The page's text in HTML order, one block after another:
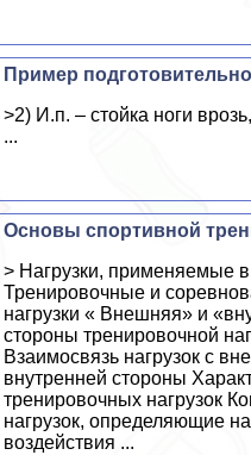
Пример
>2) И.п. – стойка ноги
...
Основы спортивной
> Нагрузки, применяемые
Тренировочные и
нагрузки « Внешняя» и
стороны тренировочной
Взаимосвязь нагрузок с
внутренней стороны
тренировочных нагрузок
нагрузок, определяющие
воздействия ...